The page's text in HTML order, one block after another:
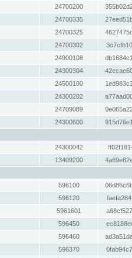
24700200
24700335
24700325
24700302
24900108
24300304
24500100
24300202
24709089
24300600
24300042
13409200
596100
596120
5961601
596450
596460
596370